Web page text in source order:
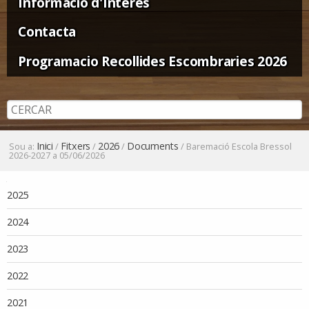
Contacta
Programacio Recollides Escombraries 2026
Sou a: Inici / Fitxers / 2026/ Documents / Baremació Escola Bressol
2026-2027 a 05/06/2026
2025
2024
2023
2022
2021